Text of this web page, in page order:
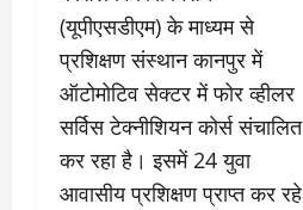
(यूपीएसडीएम) के माध्यम से
प्रशिक्षण संस्थान कानपुर में
ऑटोमोटिव सेक्टर में फोर व्हीलर
सर्विस टेक्नीशियन कोर्स संचालित
कर रहा है। इसमें 24 युवा
आवासीय प्रशिक्षण प्राप्त कर रहे